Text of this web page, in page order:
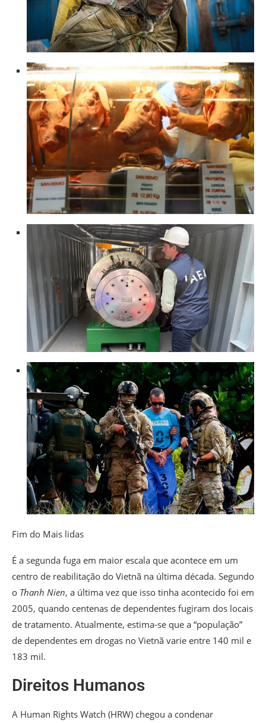
Fim do Mais lidas
É a segunda fuga em maior escala que acontece em um
centro de reabilitação do Vietnã na última década. Segundo
o Thanh Nien, a última vez que isso tinha acontecido foi em
2005, quando centenas de dependentes fugiram dos locais
de tratamento. Atualmente, estima-se que a “população”
de dependentes em drogas no Vietnã varie entre 140 mil e
183 mil.
Direitos Humanos
A Human Rights Watch (HRW) chegou a condenar